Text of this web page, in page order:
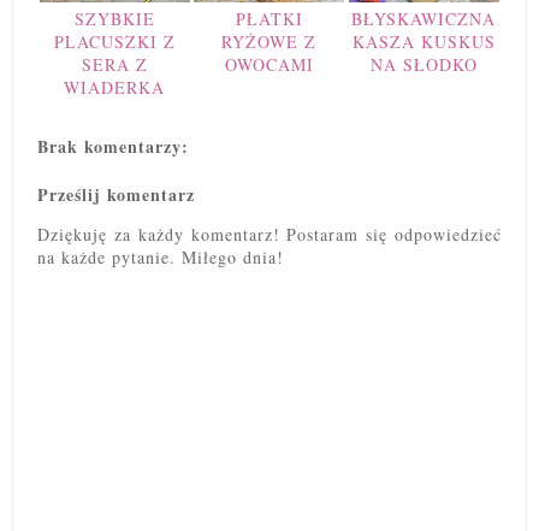
SZYBKIE
PLACUSZKI Z
SERA Z
WIADERKA
PŁATKI
RYŻOWE Z
OWOCAMI
BŁYSKAWICZNA
KASZA KUSKUS
NA SŁODKO
Brak komentarzy:
Prześlij komentarz
Dziękuję za każdy komentarz! Postaram się odpowiedzieć
na każde pytanie. Miłego dnia!